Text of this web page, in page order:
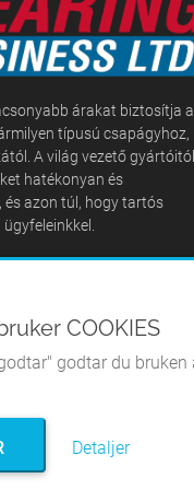
árakat biztosítja a
típusú csapágyhoz,
A világ vezető gyártóitól
hatékonyan és
azon túl, hogy tartós
COOKIES
godtar du
Detaljer